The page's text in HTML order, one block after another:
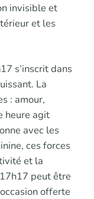
invisible et
et les
s’inscrit dans
La
: amour,
heure agit
avec les
ces forces
et la
peut être
offerte